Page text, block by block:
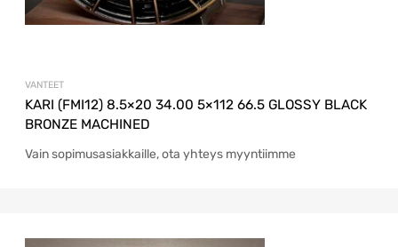
VANTEET
KARI (FMI12) 8.5×20 34.00 5×112 66.5 GLOSSY BLACK
BRONZE MACHINED
Vain sopimusasiakkaille, ota yhteys myyntiimme